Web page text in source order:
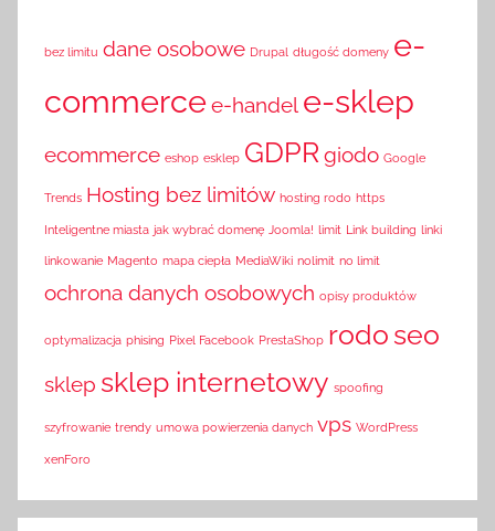
bez limitu dane osobowe Drupal długość domeny e-
commercee-handel e-sklep
ecommerce eshop esklep GDPRgiodo Google
Trends Hosting bez limitów hosting rodo https
Inteligentne miasta jak wybrać domenę Joomla! limit Link building linki
linkowanie Magento mapa ciepła MediaWiki nolimit no limit
ochrona danych osobowych opisy produktów
optymalizacja phising Pixel Facebook PrestaShop rodo seo
sklep sklep internetowy spoofing
szyfrowanie trendy umowa powierzenia danych vps WordPress
xenForo